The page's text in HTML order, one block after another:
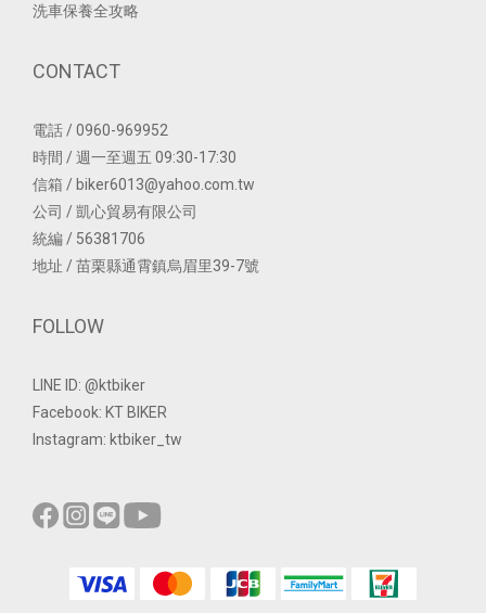
洗車保養全攻略
CONTACT
電話 / 0960-969952
時間 / 週一至週五 09:30-17:30
信箱 / biker6013@yahoo.com.tw
公司 / 凱心貿易有限公司
統編 / 56381706
地址 / 苗栗縣通霄鎮烏眉里39-7號
FOLLOW
LINE ID: @ktbiker
Facebook: KT BIKER
Instagram: ktbiker_tw